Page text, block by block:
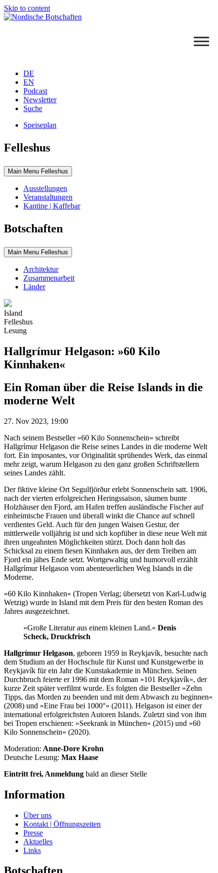
Skip to content
DE
EN
Podcast
Newsletter
Suche
Speiseplan
Felleshus
Main Menu Felleshus
Ausstellungen
Veranstaltungen
Kantine | Kaffebar
Botschaften
Main Menu Felleshus
Architektur
Zusammenarbeit
Länder
Island
Felleshus
Lesung
Hallgrímur Helgason: »60 Kilo
Kinnhaken«
Ein Roman über die Reise Islands in die
moderne Welt
27. Nov 2023, 19:00
Nach seinem Bestseller »60 Kilo Sonnenschein« schreibt
Hallgrímur Helgason die Reise seines Landes in die moderne Welt
fort. Ein imposantes, vor Originalität sprühendes Werk, das einmal
mehr zeigt, warum Helgason zu den ganz großen Schriftstellern
seines Landes zählt.
Der fiktive kleine Ort Segulfjörður erlebt Sonnenschein satt. 1906,
nach der vierten erfolgreichen Heringssaison, säumen bunte
Holzhäuser den Fjord, am Hafen treffen aus­ländische Fischer auf
einheimische Frauen und überall winkt die Chance auf schnell
verdientes Geld. Auch für den jungen Waisen Gestur, der
mittlerweile volljährig ist und sich kopfüber in diese neue Welt mit
ihren ungeahnten Möglichkeiten stürzt. Doch dann holt das
Schicksal zu einem fiesen Kinnhaken aus, der dem Treiben am
Fjord ein jähes Ende setzt. Wortgewaltig und humorvoll ­erzählt
Hallgrímur Helgason vom abenteuer­lichen Weg Islands in die
Moderne.
»60 Kilo Kinnhaken« (Tropen Verlag; übersetzt von Karl-Ludwig
Wetzig) wurde in Island mit dem Preis für den besten Roman des
Jahres ausgezeichnet.
»Große Literatur aus einem kleinen Land.« Denis
Scheck, Druckfrisch
Hallgrímur Helgason, geboren 1959 in Reykjavík, besuchte nach
dem Studium an der Hochschule für Kunst und Kunstgewerbe in
Reykjavík für ein Jahr die Kunstakademie in München. Seinen
Durchbruch feierte er 1996 mit dem Roman »101 Reykjavík«, der
kurze Zeit später verfilmt wurde. Es folgten die Bestseller »Zehn
Tipps, das Morden zu beenden und mit dem Abwasch zu beginnen«
(2008) und »Eine Frau bei 1000°« (2011). Helgason ist einer der
international erfolgreichsten Autoren Islands. Zuletzt sind von ihm
bei Tropen erschienen: »Seekrank in München« (2015) und »60
Kilo Sonnenschein« (2020).
Moderation: Anne-Dore Krohn
Deutsche Lesung: Max Haase
Eintritt frei, Anmeldung bald an dieser Stelle
Information
Über uns
Kontakt | Öffnungszeiten
Presse
Aktuelles
Links